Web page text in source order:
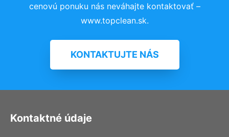
cenovú ponuku nás neváhajte kontaktovať –
www.topclean.sk.
KONTAKTUJTE NÁS
Kontaktné údaje